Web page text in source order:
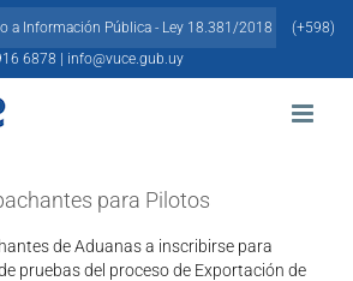
a Información Pública - Ley 18.381/2018
(+598)
6878 |
info@vuce.gub.uy
para Pilotos
de Aduanas a inscribirse para
pruebas del proceso de Exportación de